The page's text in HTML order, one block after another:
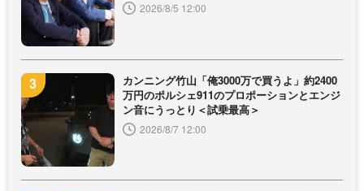
2026/8/5 12:00
カンニング竹山「俺3000万で買うよ」約2400
万円のポルシェ911のプロポーションとエンジ
ン音にうっとり＜試乗最高＞
2026/8/7 12:00